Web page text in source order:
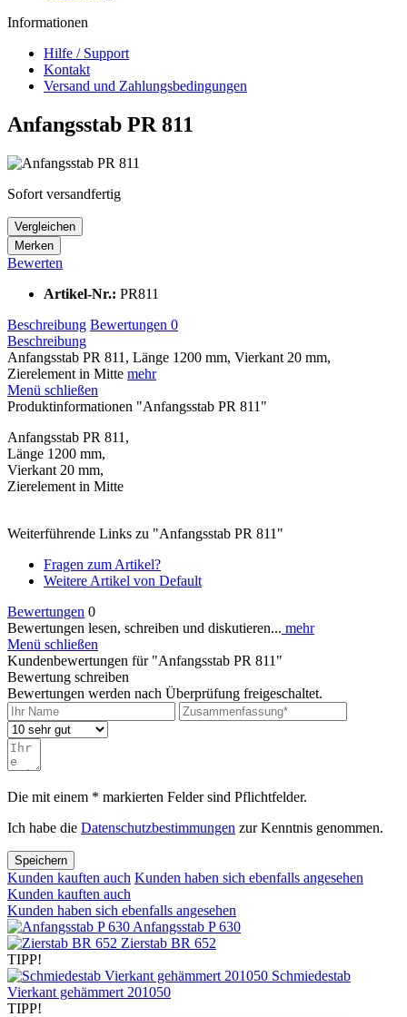
Informationen
Hilfe / Support
Kontakt
Versand und Zahlungsbedingungen
Anfangsstab PR 811
Sofort versandfertig
Vergleichen
Merken
Bewerten
Artikel-Nr.: PR811
Beschreibung Bewertungen 0
Beschreibung
Anfangsstab PR 811, Länge 1200 mm, Vierkant 20 mm,
Zierelement in Mitte mehr
Menü schließen
Produktinformationen "Anfangsstab PR 811"
Anfangsstab PR 811,
Länge 1200 mm,
Vierkant 20 mm,
Zierelement in Mitte
Weiterführende Links zu "Anfangsstab PR 811"
Fragen zum Artikel?
Weitere Artikel von Default
Bewertungen 0
Bewertungen lesen, schreiben und diskutieren... mehr
Menü schließen
Kundenbewertungen für "Anfangsstab PR 811"
Bewertung schreiben
Bewertungen werden nach Überprüfung freigeschaltet.
Die mit einem * markierten Felder sind Pflichtfelder.
Ich habe die Datenschutzbestimmungen zur Kenntnis genommen.
Speichern
Kunden kauften auch Kunden haben sich ebenfalls angesehen
Kunden kauften auch
Kunden haben sich ebenfalls angesehen
Anfangsstab P 630
Zierstab BR 652
TIPP!
Schmiedestab
Vierkant gehämmert 201050
TIPP!